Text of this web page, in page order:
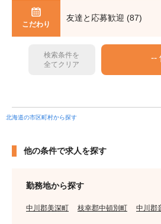
こだわり
友達と応募歓迎 (87)
検索条件を
全てクリア
北海道の市区町村から探す
他の条件で求人を探す
勤務地から探す
中川郡美深町 枝幸郡中頓別町 中川郡